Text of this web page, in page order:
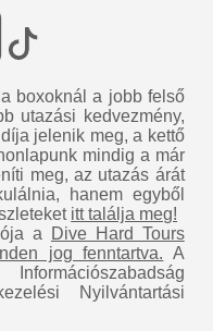
boxoknál a jobb felső
utazási kedvezmény,
jelenik meg, a kettő
mindig a már
meg, az utazás árát
hanem egyből
itt találja meg!
a
Dive Hard Tours
jog fenntartva. A
Nyilvántartási